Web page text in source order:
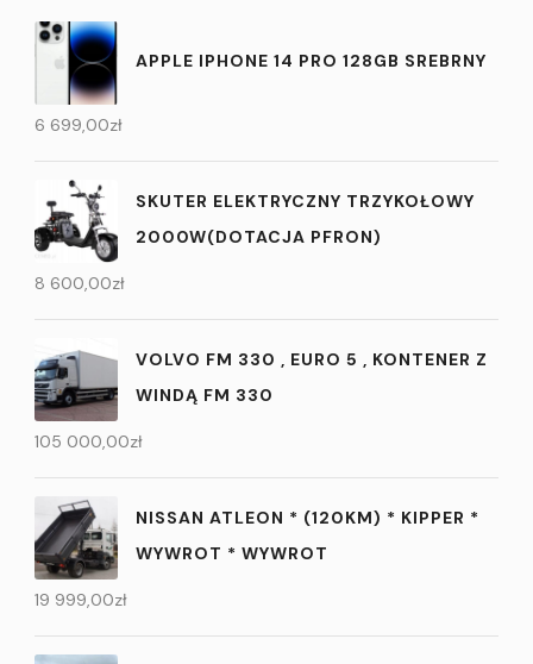
APPLE IPHONE 14 PRO 128GB SREBRNY
6 699,00zł
SKUTER ELEKTRYCZNY TRZYKOŁOWY
2000W(DOTACJA PFRON)
8 600,00zł
VOLVO FM 330 , EURO 5 , KONTENER Z
WINDĄ FM 330
105 000,00zł
NISSAN ATLEON * (120KM) * KIPPER *
WYWROT * WYWROT
19 999,00zł